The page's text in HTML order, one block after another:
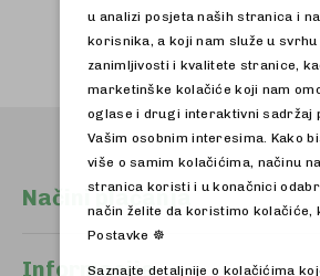
Načini plaćanja
Informacije
u analizi posjeta naših stranica i
korisnika, a koji nam služe u
zanimljivosti i kvalitete stranice,
marketinške kolačiće koji nam
oglase i drugi interaktivni sadržaj
Vašim osobnim interesima. Kako
više o samim kolačićima, načinu
stranica koristi i u konačnici
način želite da koristimo kolačiće,
Postavke ☸
Saznajte detaljnije o kolačićima